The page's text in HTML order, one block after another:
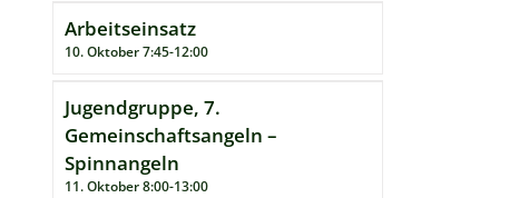
Arbeitseinsatz
10. Oktober 7:45-12:00
Jugendgruppe, 7.
Gemeinschaftsangeln –
Spinnangeln
11. Oktober 8:00-13:00